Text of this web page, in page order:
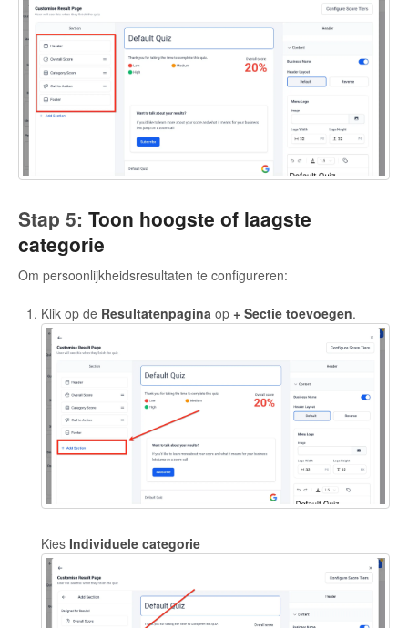
Stap 5: Toon hoogste of laagste
categorie
Om persoonlijkheidsresultaten te configureren:
Klik op de Resultatenpagina op + Sectie toevoegen.
Kies Individuele categorie